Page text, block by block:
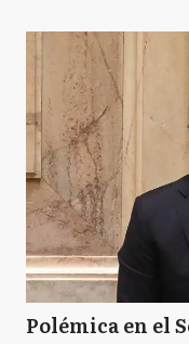
Polémica en el